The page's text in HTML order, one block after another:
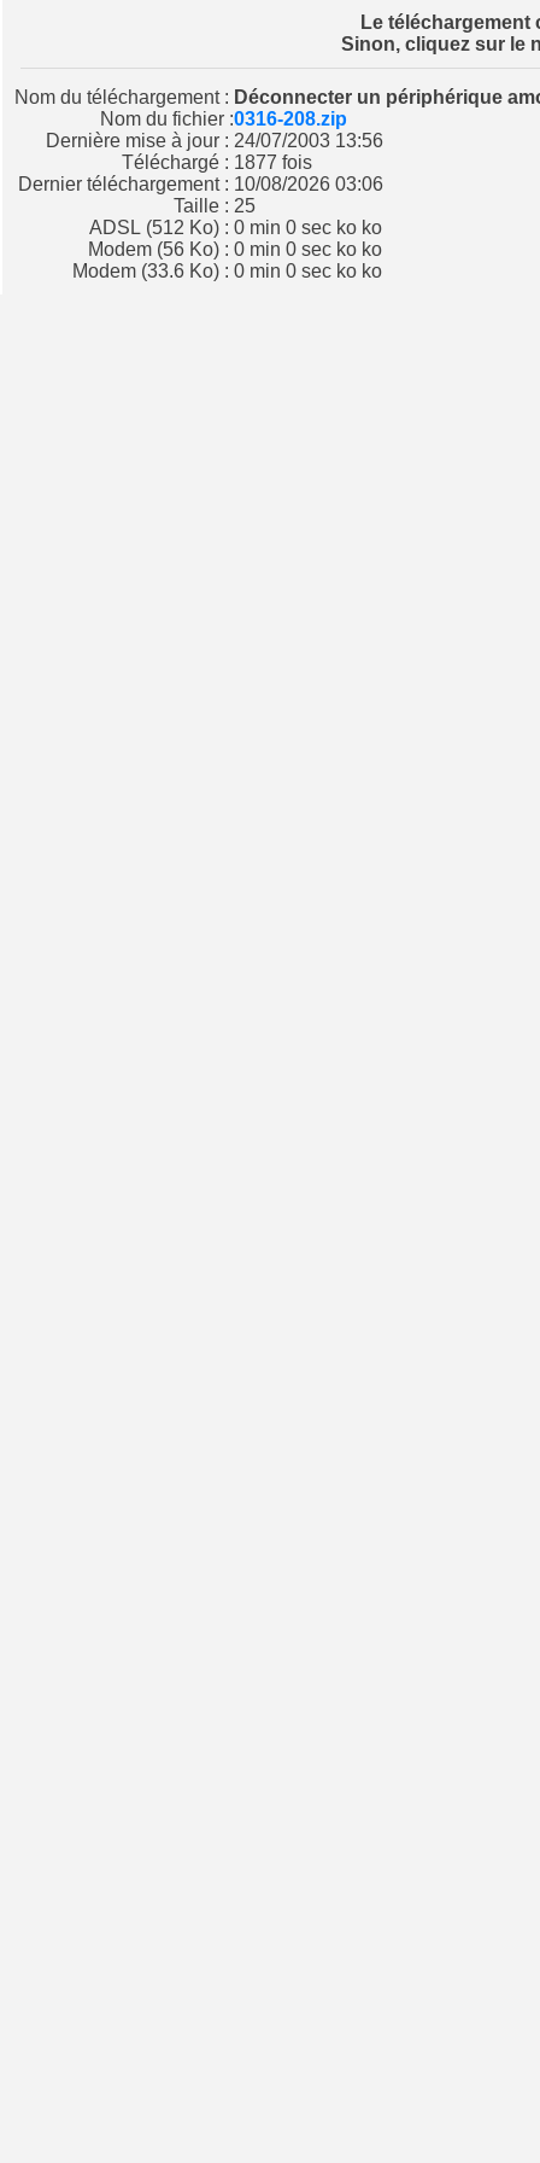
Le téléchargement
Sinon, cliquez sur le
Nom du téléchargement : Déconnecter un périphérique
Nom du fichier :0316-208.zip
Dernière mise à jour :
24/07/2003 13:56
Téléchargé : 1877 fois
Dernier téléchargement :
10/08/2026 03:06
Taille : 25
ADSL (512 Ko) : 0 min 0 sec ko ko
Modem (56 Ko) : 0 min 0 sec ko ko
Modem (33.6 Ko) : 0 min 0 sec ko ko